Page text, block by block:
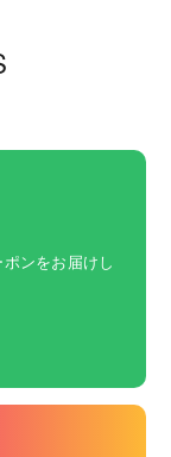
ンをお届けし